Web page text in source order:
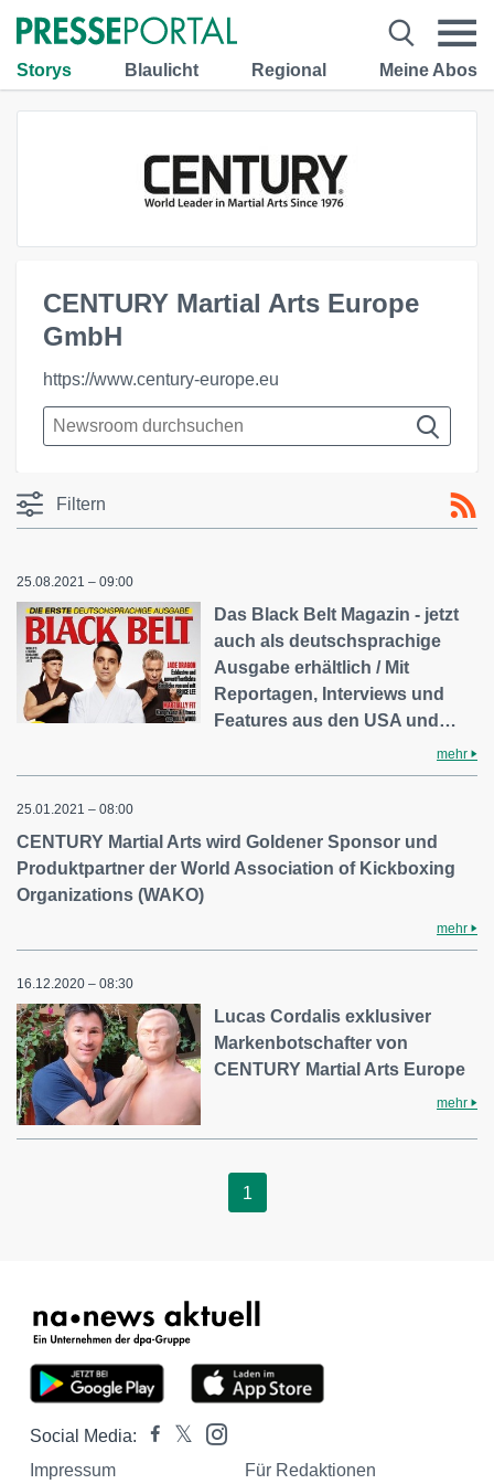
Storys Blaulicht Regional Meine Abos
CENTURY Martial Arts Europe
GmbH
https://www.century-europe.eu
Filtern
25.08.2021 – 09:00
Das Black Belt Magazin - jetzt
auch als deutschsprachige
Ausgabe erhältlich / Mit
Reportagen, Interviews und
Features aus den USA und…
mehr
25.01.2021 – 08:00
CENTURY Martial Arts wird Goldener Sponsor und
Produktpartner der World Association of Kickboxing
Organizations (WAKO)
mehr
16.12.2020 – 08:30
Lucas Cordalis exklusiver
Markenbotschafter von
CENTURY Martial Arts Europe
mehr
1
Social Media:
Impressum
Für Redaktionen